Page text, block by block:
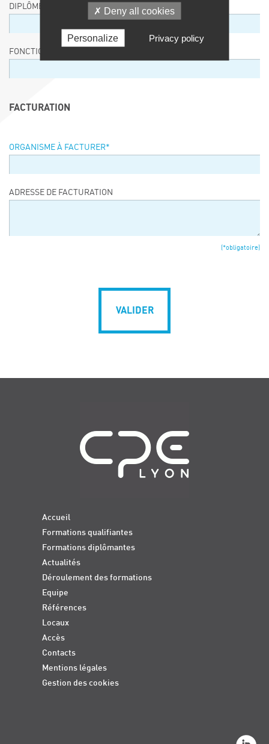
DIPLÔME / EQUIVALENCE / NIVEAU
FONCTION
FACTURATION
ORGANISME À FACTURER*
ADRESSE DE FACTURATION
(*obligatoire)
VALIDER
Accueil
Formations qualifiantes
Formations diplômantes
Actualités
Déroulement des formations
Equipe
Références
Locaux
Accès
Contacts
Mentions légales
Gestion des cookies
Deny all cookies
Personalize Privacy policy